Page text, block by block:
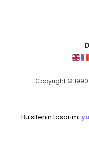
Copyright © 1990
Bu sitenin tasarımı